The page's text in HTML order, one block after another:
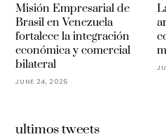
Misión Empresarial de
Brasil en Venezuela
fortalece la integración
económica y comercial
bilateral
JUNE 24, 2026
ultimos tweets